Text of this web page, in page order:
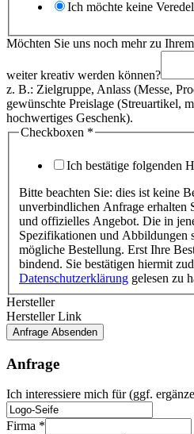
Ich möchte keine
Möchten Sie uns noch mehr zu
weiter kreativ werden können?
z. B.: Zielgruppe, Anlass (Messe,
gewünschte Preislage (Streuartikel,
hochwertiges Geschenk).
Checkboxen *
Ich bestätige folgenden
Bitte beachten Sie: dies ist keine
unverbindlichen Anfrage erhalten
und offizielles Angebot. Die in
Spezifikationen und Abbildungen
mögliche Bestellung. Erst Ihre
bindend. Sie bestätigen hiermit
Datenschutzerklärung gelesen zu
Hersteller
Hersteller Link
Anfrage Absenden
Anfrage
Ich interessiere mich für (ggf.
Firma *